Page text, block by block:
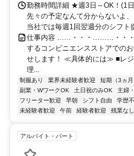
勤務時間詳細 ★週3日～OK！(1
先々の予定なんて分からないよ
当社では毎週1回翌週分のシフト
仕事内容 ……・・・………・・
するコンビニエンスストアでの
せします！ ≪具体的には≫ ■レ
理...
制服あり 業界未経験者歓迎 短期（3ヵ月
副業・WワークOK
土日祝のみOK 主婦
フリーター歓迎
早朝 シフト自由 学歴
未経験者歓迎
午前 経験者歓迎 残業なし
アルバイト・パート